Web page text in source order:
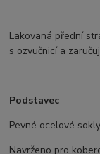
Lakovaná přední
s ozvučnicí a
Podstavec
Pevné ocelové
Navrženo pro